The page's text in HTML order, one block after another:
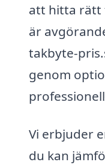
att hitta rätt
är
takbyte-
genom
Vi erbjuder
du kan